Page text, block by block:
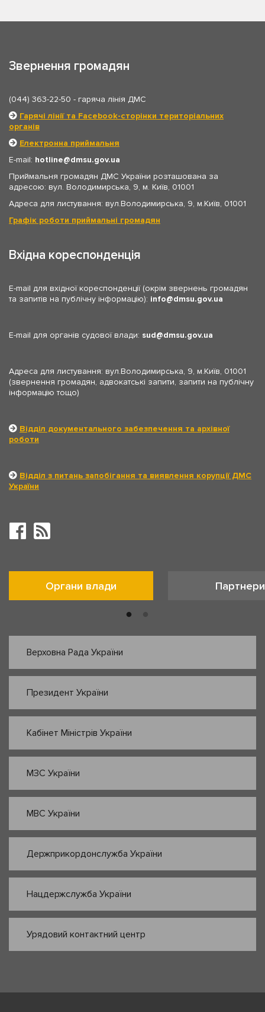
Звернення громадян
(044) 363-22-50 - гаряча лінія ДМС
Гарячі лінії та Facebook-сторінки територіальних
органів
Електронна приймальня
E-mail: hotline
dmsu.gov.ua
Приймальня громадян ДМС України розташована за
адресою: вул. Володимирська, 9, м. Київ, 01001
Адреса для листування: вул.Володимирська, 9, м.Київ, 01001
Графік роботи приймальні громадян
Вхідна кореспонденція
E-mail для вхідної кореспонденції (окрім звернень громадян
та запитів на публічну інформацію): info dmsu.gov.ua
E-mail для органів судової влади: sud dmsu.gov.ua
Адреса для листування: вул.Володимирська, 9, м.Київ, 01001
(звернення громадян, адвокатські запити, запити на публічну
інформацію тощо)
Відділ документального забезпечення та архівної
роботи
Відділ з питань запобігання та виявлення корупції ДМС
України
Органи влади Партнери
Верховна Рада України
Президент України
Кабінет Міністрів України
МЗС України
МВС України
Держприкордонслужба України
Нацдержслужба України
Урядовий контактний центр